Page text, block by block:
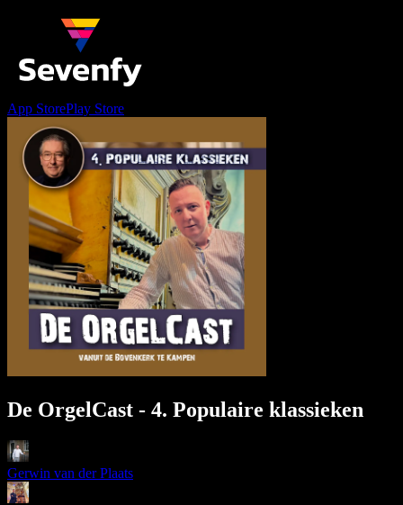
App StorePlay Store
De OrgelCast - 4. Populaire klassieken
Gerwin van der Plaats